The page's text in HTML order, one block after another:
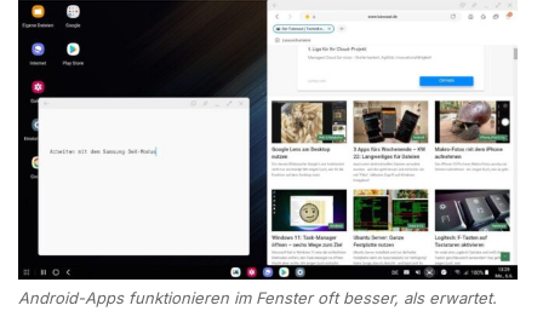
Android-Apps funktionieren im Fenster oft besser, als erwartet.